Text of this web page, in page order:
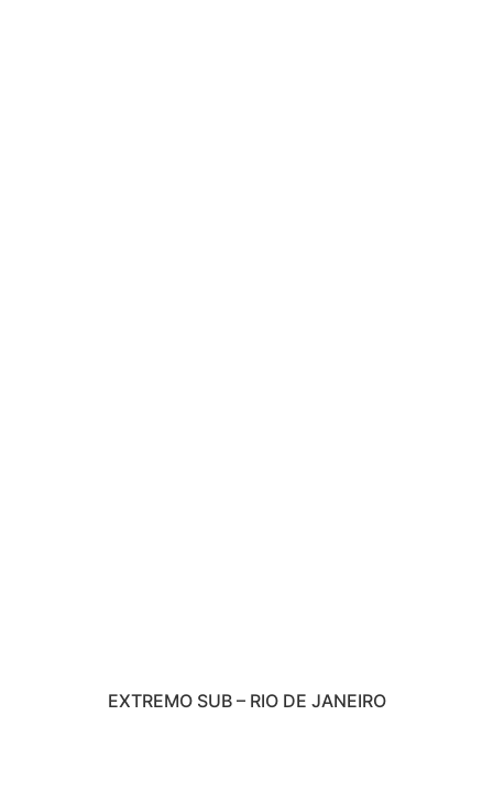
EXTREMO SUB – RIO DE JANEIRO